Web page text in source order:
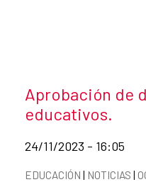
Título de la
Aprobación de
educativos.
Fecha de publicación
24/11/2023 - 16:05
Categorías de la
EDUCACIÓN | NOTICIAS |